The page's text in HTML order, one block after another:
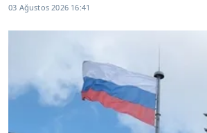
03 Ağustos 2026 16:41